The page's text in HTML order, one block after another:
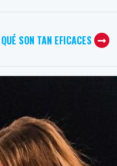
SON TAN EFICACES